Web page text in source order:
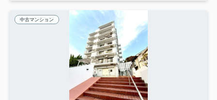
中古マンション